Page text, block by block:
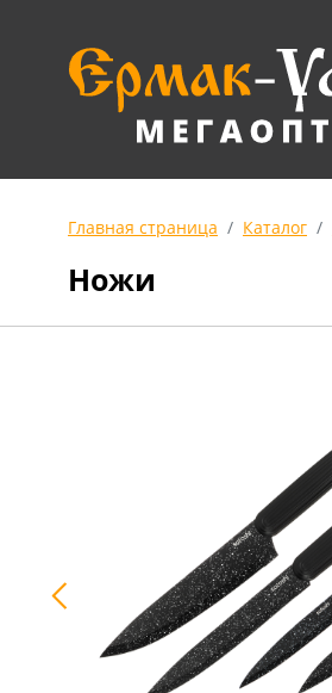
Главная страница Каталог
Ножи